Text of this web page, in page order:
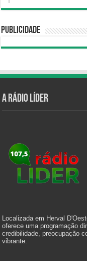
Publicidade
A Rádio Líder
Localizada em Herval
oferece uma programação
credibilidade, preocupação
vibrante.